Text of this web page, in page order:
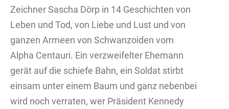
Zeichner Sascha Dörp in 14 Geschichten von
Leben und Tod, von Liebe und Lust und von
ganzen Armeen von Schwanzoiden vom
Alpha Centauri. Ein verzweifelter Ehemann
gerät auf die schiefe Bahn, ein Soldat stirbt
einsam unter einem Baum und ganz nebenbei
wird noch verraten, wer Präsident Kennedy